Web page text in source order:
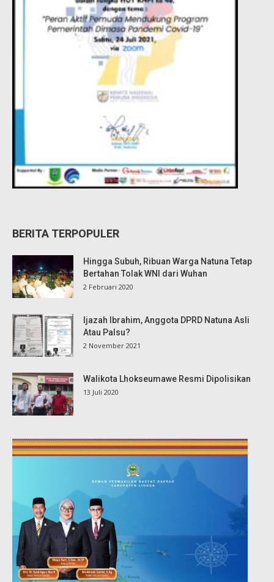
BERITA TERPOPULER
Hingga Subuh, Ribuan Warga Natuna Tetap
Bertahan Tolak WNI dari Wuhan
2 Februari 2020
Ijazah Ibrahim, Anggota DPRD Natuna Asli
Atau Palsu?
2 November 2021
Walikota Lhokseumawe Resmi Dipolisikan
13 Juli 2020